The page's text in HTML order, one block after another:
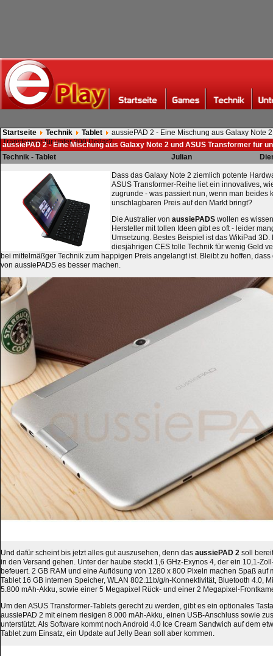
Startseite Technik Tablet
aussiePAD 2 - Eine Mischung aus Galaxy Note
Transformer für unter 300 Dollar?
aussiePAD 2 - Eine Mischung aus Galaxy Note 2 und ASUS Transformer für
Technik - Tablet
Julian
Dass das Galaxy Note 2 ziemlich potente
ASUS Transformer-Reihe liet ein innovatives,
zugrunde - was passiert nun, wenn man beides
unschlagbaren Preis auf den Markt bringt?
Die Australier von aussiePADS wollen es
Hersteller mit tollen Ideen gibt es oft - leider
Umsetzung. Bestes Beispiel ist das WikiPad 3D.
diesjährigen CES tolle Technik für wenig Geld
bei mittelmäßger Technik zum happigen Preis angelangt ist. Bleibt zu hoffen,
von aussiePADS es besser machen.
Und dafür scheint bis jetzt alles gut auszusehen, denn das aussiePAD 2 soll
in den Versand gehen. Unter der haube steckt 1,6 GHz-Exynos 4, der ein 10,1-
befeuert. 2 GB RAM und eine Auflösung von 1280 x 800 Pixeln machen Spaß auf
Tablet 16 GB internen Speicher, WLAN 802.11b/g/n-Konnektivität, Bluetooth 4.0,
5.800 mAh-Akku, sowie einer 5 Megapixel Rück- und einer 2 Megapixel-
Um den ASUS Transformer-Tablets gerecht zu werden, gibt es ein optionales
aussiePAD 2 mit einem riesigen 8.000 mAh-Akku, einen USB-Anschluss sowie
unterstützt. Als Software kommt noch Android 4.0 Ice Cream Sandwich auf dem
Tablet zum Einsatz, ein Update auf Jelly Bean soll aber kommen.